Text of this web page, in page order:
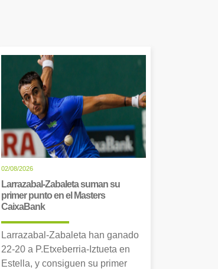
02/08/2026
Larrazabal-Zabaleta suman su
primer punto en el Masters
CaixaBank
Larrazabal-Zabaleta han ganado
22-20 a P.Etxeberria-Iztueta en
Estella, y consiguen su primer